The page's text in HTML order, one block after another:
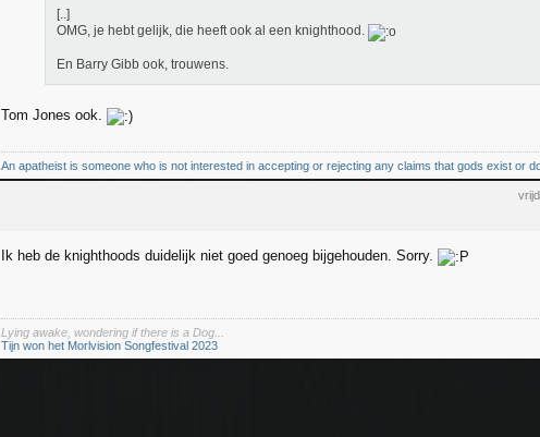
[..]
OMG, je hebt gelijk, die heeft ook al een knighthood.
En Barry Gibb ook, trouwens.
Tom Jones ook.
An apatheist is someone who is not interested in accepting or rejecting any claims that gods exist or
Ik heb de knighthoods duidelijk niet goed genoeg bijgehouden. Sorry.
Lying awake, wondering if there is a Dog...
Tijn won het Morlvision Songfestival 2023